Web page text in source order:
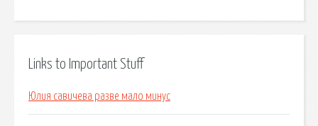
Links to Important Stuff
Юлия савичева разве мало минус